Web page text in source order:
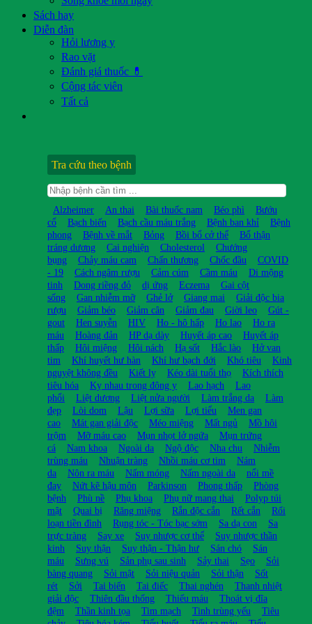
Sách hay
Diễn đàn
Hỏi lương y
Rao vặt
Đánh giá thuốc 💊
Cộng tác viên
Tất cả
Tra cứu theo bệnh
Alzheimer An thai Bài thuốc nam Béo phì
Bướu
cổ
Bạch biến Bạch cầu máu trắng Bệnh ban khỉ
Bệnh
phong
Bệnh về mắt Bỏng Bồi bổ cở thể
Bổ thận
tráng dương
Cai nghiện Cholesterol
Chướng
bụng
Chảy máu cam Chấn thương Chốc đầu
COVID
- 19
Cách ngâm rượu Cảm cúm Cầm máu
Di mộng
tinh
Dong riềng đỏ dị ứng Eczema
Gai cột
sống
Gan nhiễm mỡ Ghẻ lở Giang mai
Giải độc bia
rượu
Giảm béo Giảm cân Giảm đau Giời leo
Gút -
gout
Hen suyễn HIV Ho - hô hấp Ho lao
Ho ra
máu
Hoàng đản HP dạ dày Huyết áp cao
Huyết áp
thấp
Hôi miệng Hôi nách Hạ sốt Hắc lào
Hở van
tim
Khí huyết hư hàn Khí hư bạch đới Khó tiêu
Kinh
nguyệt không đều
Kiết lỵ Kéo dài tuổi thọ
Kích thích
tiêu hóa
Kỵ nhau trong đông y Lao hạch
Lao
phổi
Liệt dương Liệt nửa người Làm trắng da
Làm
đẹp
Lòi dom Lậu Lợi sữa Lợi tiểu
Men gan
cao
Mát gan giải độc Méo miệng Mất ngủ
Mồ hôi
trộm
Mỡ máu cao Mụn nhọt lở ngứa
Mụn trứng
cá
Nam khoa Ngoài da Ngộ độc Nha chu
Nhiễm
trùng máu
Nhuận tràng Nhồi máu cơ tim
Nám
da
Nôn ra máu Nấm móng Nấm ngoài da
nổi mề
đay
Nứt kẽ hậu môn Parkinson Phong thấp
Phòng
bệnh
Phù nề Phụ khoa Phụ nữ mang thai
Polyp túi
mật
Quai bị Răng miệng Rắn độc cắn Rết cắn
Rối
loạn tiền đình
Rụng tóc - Tóc bạc sớm Sa dạ con
Sa
trực tràng
Say xe Suy nhược cơ thể
Suy nhược thần
kinh
Suy thận Suy thận - Thận hư Sán chó
Sán
máu
Sưng vú Sản phụ sau sinh Sảy thai Sẹo
Sỏi
bàng quang
Sỏi mật Sỏi niệu quản Sỏi thận
Sốt
rét
Sởi Tai biến Tai điếc Thai nghén
Thanh nhiệt
giải độc
Thiên đầu thống Thiếu máu
Thoát vị đĩa
đệm
Thần kinh tọa Tim mạch Tinh trùng yếu
Tiêu